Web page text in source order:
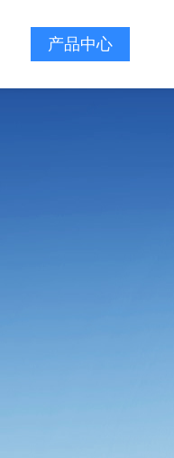
产品中心